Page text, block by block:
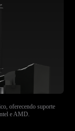
oferecendo suporte
e AMD.